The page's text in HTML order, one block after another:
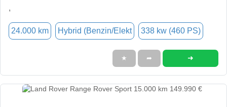
,
24.000 km Hybrid (Benzin/Elekt 338 kw (460 PS)
★ ➦ ➜